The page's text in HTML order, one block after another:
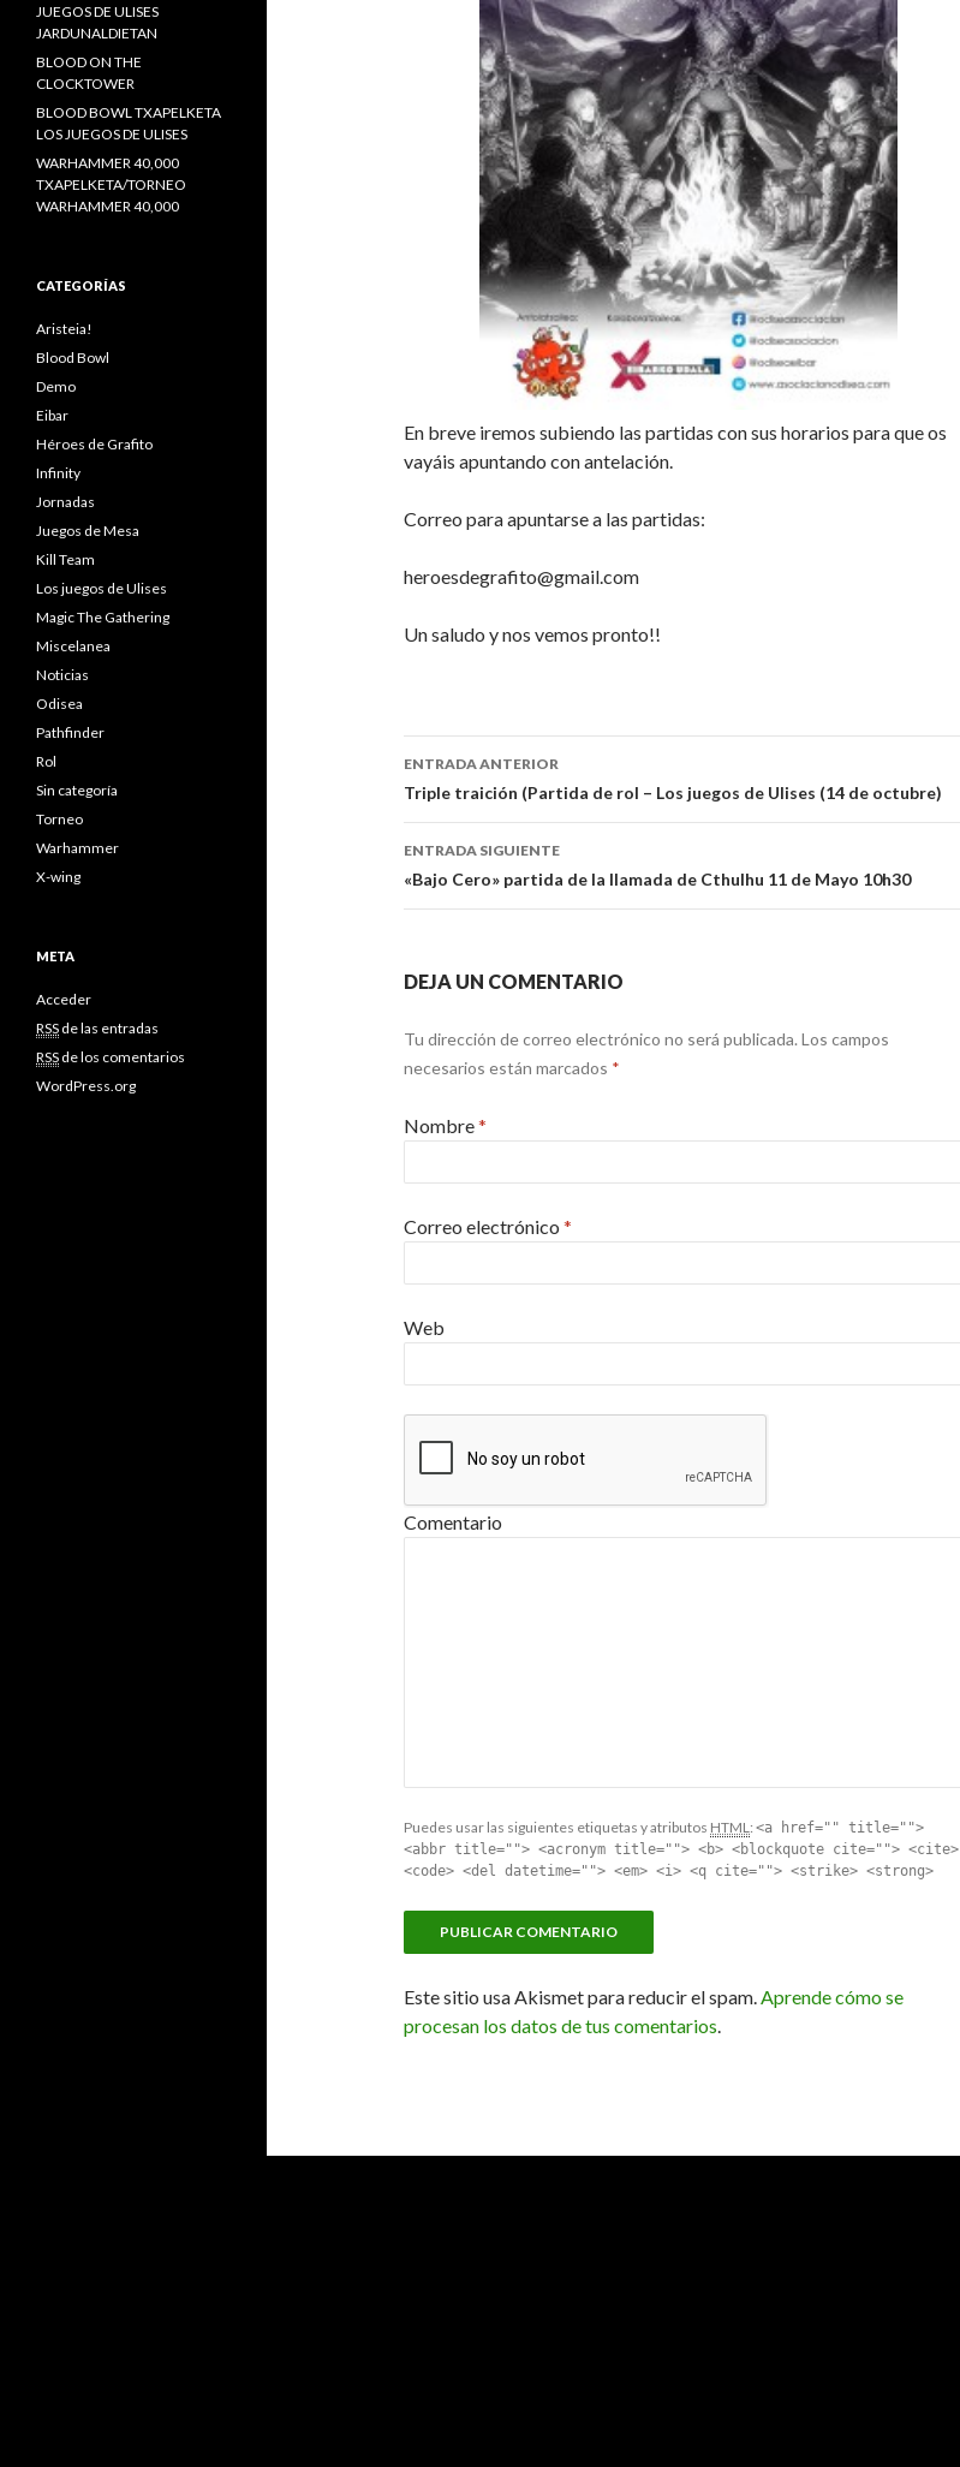
En breve iremos subiendo las partidas con sus horarios para que os
vayáis apuntando con antelación.
Correo para apuntarse a las partidas:
heroesdegrafito@gmail.com
Un saludo y nos vemos pronto!!
Ir a la entrada
ENTRADA ANTERIOR
Triple traición (Partida de rol – Los juegos de Ulises (14 de octubre)
ENTRADA SIGUIENTE
«Bajo Cero» partida de la llamada de Cthulhu 11 de Mayo 10h30
DEJA UN COMENTARIO
Tu dirección de correo electrónico no será publicada.Los campos
necesarios están marcados *
Nombre*
Correo electrónico *
Web
Comentario
Puedes usar las siguientes etiquetas y atributos HTML: <a href="" title="">
<abbr title=""> <acronym title=""> <b> <blockquote cite=""> <cite>
<code> <del datetime=""> <em> <i> <q cite=""> <strike> <strong>
Este sitio usa Akismet para reducir el spam.Aprende cómo se
procesan los datos de tus comentarios.
JUEGOS DE ULISES
JARDUNALDIETAN
BLOOD ON THE
CLOCKTOWER
BLOOD BOWL TXAPELKETA
LOS JUEGOS DE ULISES
WARHAMMER 40,000
TXAPELKETA/TORNEO
WARHAMMER 40,000
CATEGORÍAS
Aristeia!
Blood Bowl
Demo
Eibar
Héroes de Grafito
Infinity
Jornadas
Juegos de Mesa
Kill Team
Los juegos de Ulises
Magic The Gathering
Miscelanea
Noticias
Odisea
Pathfinder
Rol
Sin categoría
Torneo
Warhammer
X-wing
META
Acceder
RSS de las entradas
RSS de los comentarios
WordPress.org